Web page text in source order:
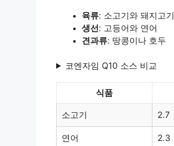
육류: 소고기와 돼지고기
생선: 고등어와 연어
견과류: 땅콩이나 호두
코엔자임 Q10 소스 비교
식품
소고기 2.7
연어 2.3